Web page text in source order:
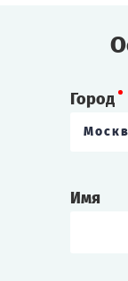
Город
Имя